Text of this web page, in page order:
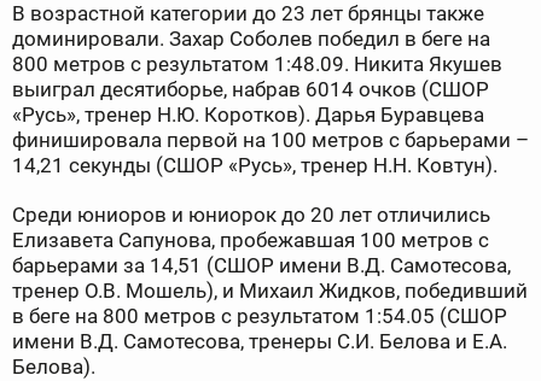
В возрастной категории до 23 лет брянцы также
доминировали. Захар Соболев победил в беге на
800 метров с результатом 1:48.09. Никита Якушев
выиграл десятиборье, набрав 6014 очков (СШОР
«Русь», тренер Н.Ю. Коротков). Дарья Буравцева
финишировала первой на 100 метров с барьерами –
14,21 секунды (СШОР «Русь», тренер Н.Н. Ковтун).
Среди юниоров и юниорок до 20 лет отличились
Елизавета Сапунова, пробежавшая 100 метров с
барьерами за 14,51 (СШОР имени В.Д. Самотесова,
тренер О.В. Мошель), и Михаил Жидков, победивший
в беге на 800 метров с результатом 1:54.05 (СШОР
имени В.Д. Самотесова, тренеры С.И. Белова и Е.А.
Белова).